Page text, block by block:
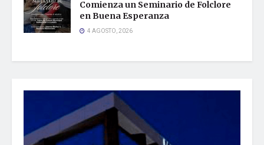
Comienza un Seminario de Folclore
en Buena Esperanza
4 AGOSTO, 2026